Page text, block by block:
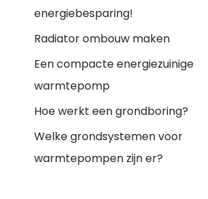
energiebesparing!
Radiator ombouw maken
Een compacte energiezuinige
warmtepomp
Hoe werkt een grondboring?
Welke grondsystemen voor
warmtepompen zijn er?